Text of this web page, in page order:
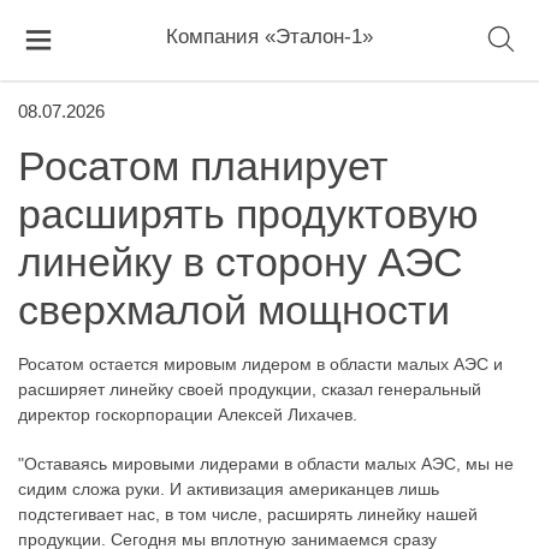
Компания «Эталон-1»
08.07.2026
Росатом планирует
расширять продуктовую
линейку в сторону АЭС
сверхмалой мощности
Росатом остается мировым лидером в области малых АЭС и
расширяет линейку своей продукции, сказал генеральный
директор госкорпорации Алексей Лихачев.
"Оставаясь мировыми лидерами в области малых АЭС, мы не
сидим сложа руки. И активизация американцев лишь
подстегивает нас, в том числе, расширять линейку нашей
продукции. Сегодня мы вплотную занимаемся сразу